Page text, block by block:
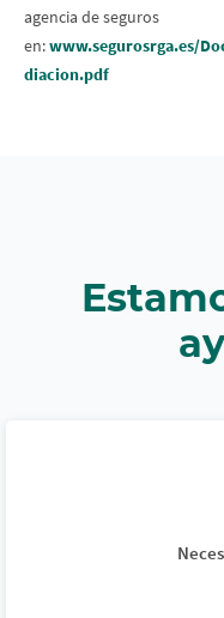
agencia de seguros
en:www.segurosrga.es/
diacion.pdf